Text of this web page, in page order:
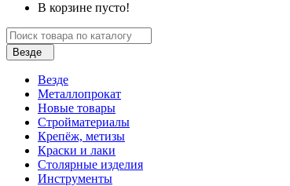
В корзине пусто!
Везде
Везде
Металлопрокат
Новые товары
Стройматериалы
Крепёж, метизы
Краски и лаки
Столярные изделия
Инструменты